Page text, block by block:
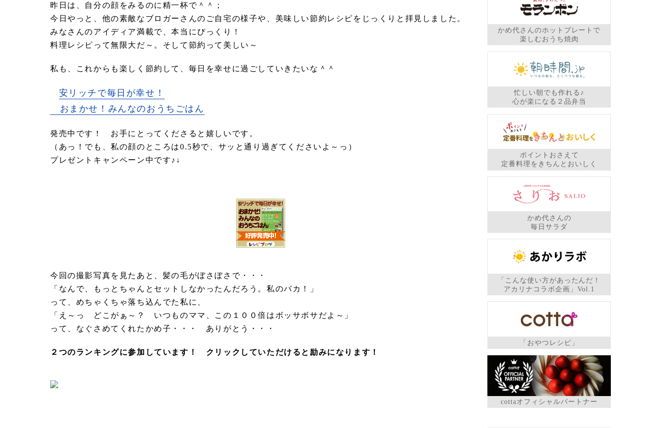
昨日は、自分の顔をみるのに精一杯で＾＾；
今日やっと、他の素敵なブロガーさんのご自宅の様子や、美味しい節約レシピをじっくりと拝見しました。
みなさんのアイディア満載で、本当にびっくり！
料理レシピって無限大だ～。そして節約って美しい～
私も、これからも楽しく節約して、毎日を幸せに過ごしていきたいな＾＾
安リッチで毎日が幸せ！
おまかせ！みんなのおうちごはん
発売中です！ お手にとってくださると嬉しいです。
（あっ！でも、私の顔のところは0.5秒で、サッと通り過ぎてくださいよ～っ）
プレゼントキャンペーン中です♪↓
今回の撮影写真を見たあと、髪の毛がぼさぼさで・・・
「なんで、もっとちゃんとセットしなかったんだろう。私のバカ！」
って、めちゃくちゃ落ち込んでた私に、
「え～っ どこがぁ～？ いつものママ、この１００倍はボッサボサだよ～」
って、なぐさめてくれたかめ子・・・ ありがとう・・・
２つのランキングに参加しています！ クリックしていただけると励みになります！
かめ代さんのホットプレートで
楽しむおうち焼肉
忙しい朝でも作れる♪
心が楽になる２品弁当
ポイントおさえて
定番料理をきちんとおいしく
かめ代さんの
毎日サラダ
「こんな使い方があったんだ！
アカリナコラボ企画」Vol.1
「おやつレシピ」
cottaオフィシャルパートナー